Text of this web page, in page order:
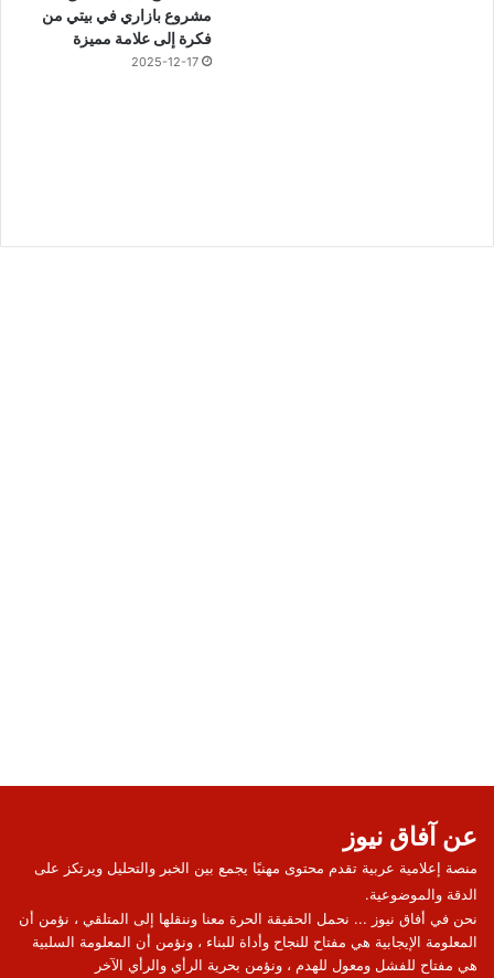
مشروع بازاري في بيتي من
فكرة إلى علامة مميزة
2025-12-17
عن آفاق نيوز
منصة إعلامية عربية تقدم محتوى مهنيًا يجمع بين الخبر والتحليل ويرتكز على
الدقة والموضوعية.
نحن في أفاق نيوز ... نحمل الحقيقة الحرة معنا وننقلها إلى المتلقي ، نؤمن أن
المعلومة الإيجابية هي مفتاح للنجاح وأداة للبناء ، ونؤمن أن المعلومة السلبية
هي مفتاح للفشل ومعول للهدم ، ونؤمن بحرية الرأي والرأي الآخر